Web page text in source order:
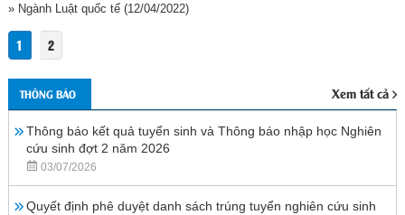
» Ngành Luật quốc tế(12/04/2022)
1 2
THÔNG BÁO Xem tất cả
Thông báo kết quả tuyển sinh và Thông báo nhập học Nghiên
cứu sinh đợt 2 năm 2026
03/07/2026
Quyết định phê duyệt danh sách trúng tuyển nghiên cứu sinh